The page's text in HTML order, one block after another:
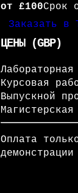
от £100Срок
Заказать в
ЦЕНЫ (GBP)
Лабораторная
Курсовая
Выпускной
Оплата